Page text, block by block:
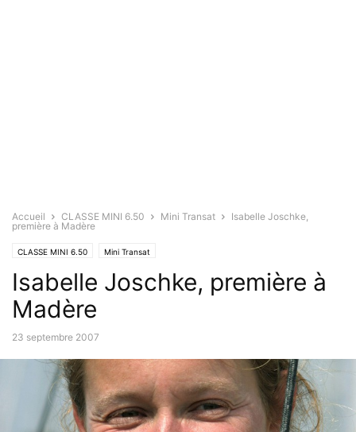
Accueil CLASSE MINI 6.50 Mini Transat
Isabelle Joschke,
première à Madère
CLASSE MINI 6.50 Mini Transat
Isabelle Joschke, première à
Madère
23 septembre 2007